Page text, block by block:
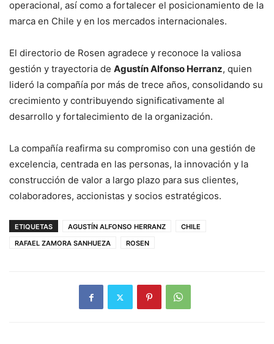
operacional, así como a fortalecer el posicionamiento de la
marca en Chile y en los mercados internacionales.
El directorio de Rosen agradece y reconoce la valiosa
gestión y trayectoria de Agustín Alfonso Herranz, quien
lideró la compañía por más de trece años, consolidando su
crecimiento y contribuyendo significativamente al
desarrollo y fortalecimiento de la organización.
La compañía reafirma su compromiso con una gestión de
excelencia, centrada en las personas, la innovación y la
construcción de valor a largo plazo para sus clientes,
colaboradores, accionistas y socios estratégicos.
ETIQUETAS AGUSTÍN ALFONSO HERRANZ
CHILE
RAFAEL ZAMORA SANHUEZA
ROSEN